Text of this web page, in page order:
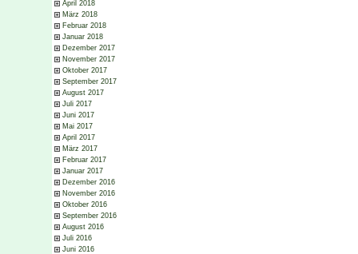
April 2018
März 2018
Februar 2018
Januar 2018
Dezember 2017
November 2017
Oktober 2017
September 2017
August 2017
Juli 2017
Juni 2017
Mai 2017
April 2017
März 2017
Februar 2017
Januar 2017
Dezember 2016
November 2016
Oktober 2016
September 2016
August 2016
Juli 2016
Juni 2016